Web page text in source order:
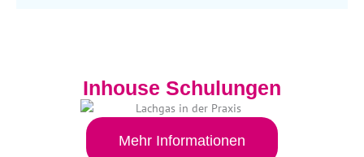
Inhouse Schulungen
Mehr Informationen